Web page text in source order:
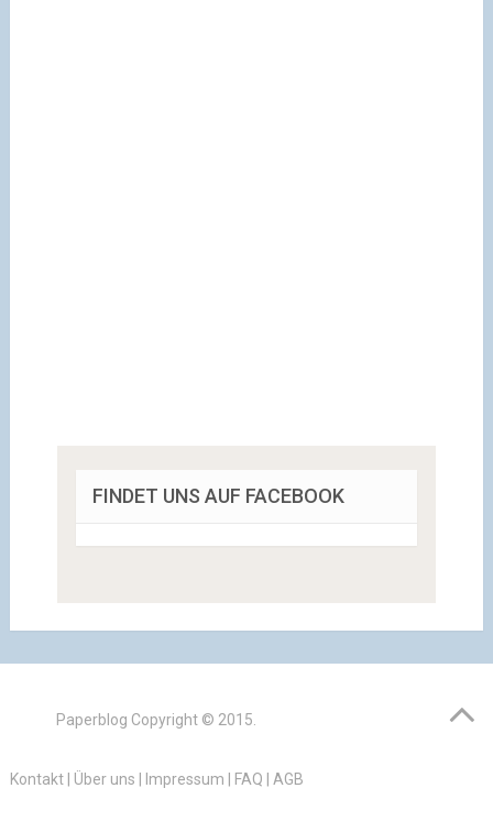
FINDET UNS AUF FACEBOOK
Paperblog Copyright © 2015.
Kontakt| Über uns Impressum FAQ AGB